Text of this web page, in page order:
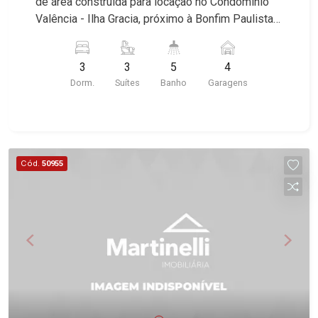
Valência - Ilha Gracia, próximo à Bonfim Paulista -
Preto/SP. Conheça as características deste
imóvel que a Martinelli Imobiliária selecionou
para você: - 250m² de área terreno e 137m² de
Churrasqueira - Quintal - Corredor lateral - Jardim
- 4 vagas Martinelli Imobiliária - excelência
somos especialistas na venda e locação de
casas térreas, sobrados e terrenos nos mais
desejados condomínios da Zona Sul, conhecidos
qualidade de vida incomparável. Atuamos nos
3
Dorm.
3
Suítes
5
Banho
4
Garagens
Cód. 50955